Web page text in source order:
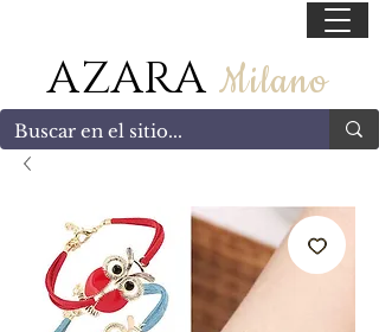
AZARA Milano